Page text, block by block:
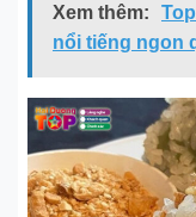
Xem thêm:
nổi tiếng ngon